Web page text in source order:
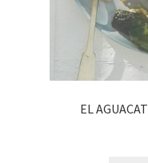
EL